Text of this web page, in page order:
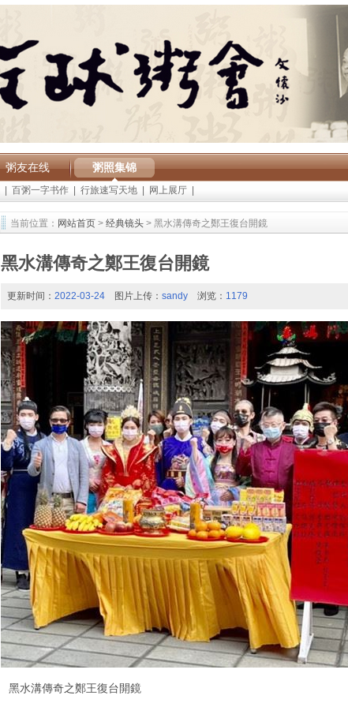
粥友在线 粥照集锦
百粥一字书作 行旅速写天地 网上展厅
当前位置： 网站首页 > 经典镜头 > 黑水溝傳奇之鄭王復台開鏡
黑水溝傳奇之鄭王復台開鏡
更新时间： 2022-03-24 图片上传： sandy 浏览： 1179
黑水溝傳奇之鄭王復台開鏡